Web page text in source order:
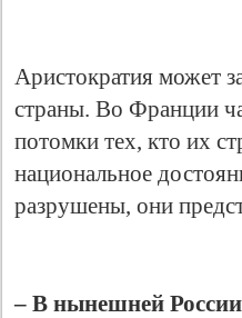
Аристократия может
страны. Во Франции
потомки тех, кто их
национальное
разрушены, они
– В нынешней